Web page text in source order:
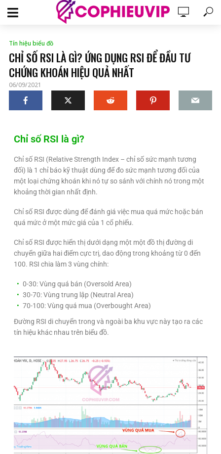
Tín hiệu biểu đồ
CHỈ SỐ RSI LÀ GÌ? ỨNG DỤNG RSI ĐỂ ĐẦU TƯ
CHỨNG KHOÁN HIỆU QUẢ NHẤT
06/09/2021
Chỉ số RSI là gì?
Chỉ số RSI (Relative Strength Index – chỉ số sức mạnh tương
đối) là 1 chỉ báo kỹ thuật dùng để đo sức mạnh tương đối của
một loại chứng khoán khi nó tự so sánh với chính nó trong một
khoảng thời gian nhất định.
Chỉ số RSI được dùng để đánh giá việc mua quá mức hoặc bán
quá mức ở một mức giá của 1 cổ phiếu.
Chỉ số RSI được hiển thị dưới dạng một một đồ thị đường di
chuyển giữa hai điểm cực trị, dao động trong khoảng từ 0 đến
100. RSI chia làm 3 vùng chính:
0-30: Vùng quá bán (Oversold Area)
30-70: Vùng trung lập (Neutral Area)
70-100: Vùng quá mua (Overbought Area)
Đường RSI di chuyển trong và ngoài ba khu vực này tạo ra các
tín hiệu khác nhau trên biểu đồ.